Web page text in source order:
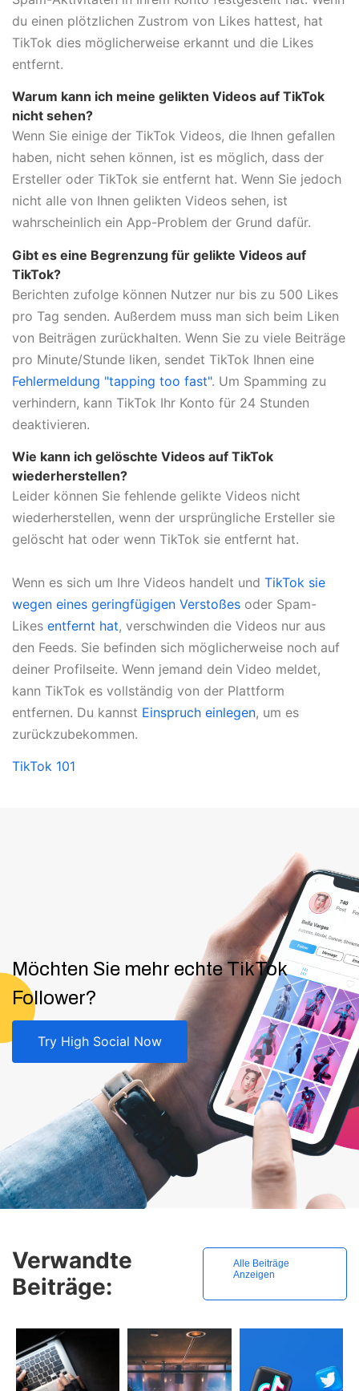
du einen plötzlichen Zustrom von Likes hattest, hat
TikTok dies möglicherweise erkannt und die Likes
entfernt.
Warum kann ich meine gelikten Videos auf TikTok
nicht sehen?
Wenn Sie einige der TikTok Videos, die Ihnen gefallen
haben, nicht sehen können, ist es möglich, dass der
Ersteller oder TikTok sie entfernt hat. Wenn Sie jedoch
nicht alle von Ihnen gelikten Videos sehen, ist
wahrscheinlich ein App-Problem der Grund dafür.
Gibt es eine Begrenzung für gelikte Videos auf
TikTok?
Berichten zufolge können Nutzer nur bis zu 500 Likes
pro Tag senden. Außerdem muss man sich beim Liken
von Beiträgen zurückhalten. Wenn Sie zu viele Beiträge
pro Minute/Stunde liken, sendet TikTok Ihnen eine
Fehlermeldung "tapping too fast". Um Spamming zu
verhindern, kann TikTok Ihr Konto für 24 Stunden
deaktivieren.
Wie kann ich gelöschte Videos auf TikTok
wiederherstellen?
Leider können Sie fehlende gelikte Videos nicht
wiederherstellen, wenn der ursprüngliche Ersteller sie
gelöscht hat oder wenn TikTok sie entfernt hat.
Wenn es sich um Ihre Videos handelt und TikTok sie
wegen eines geringfügigen Verstoßes oder Spam-
Likes entfernt hat, verschwinden die Videos nur aus
den Feeds. Sie befinden sich möglicherweise noch auf
deiner Profilseite. Wenn jemand dein Video meldet,
kann TikTok es vollständig von der Plattform
entfernen. Du kannst Einspruch einlegen, um es
zurückzubekommen.
TikTok 101
Möchten Sie mehr echte TikTok
Follower?
Try High Social Now
Verwandte
Beiträge:
Alle Beiträge
Anzeigen